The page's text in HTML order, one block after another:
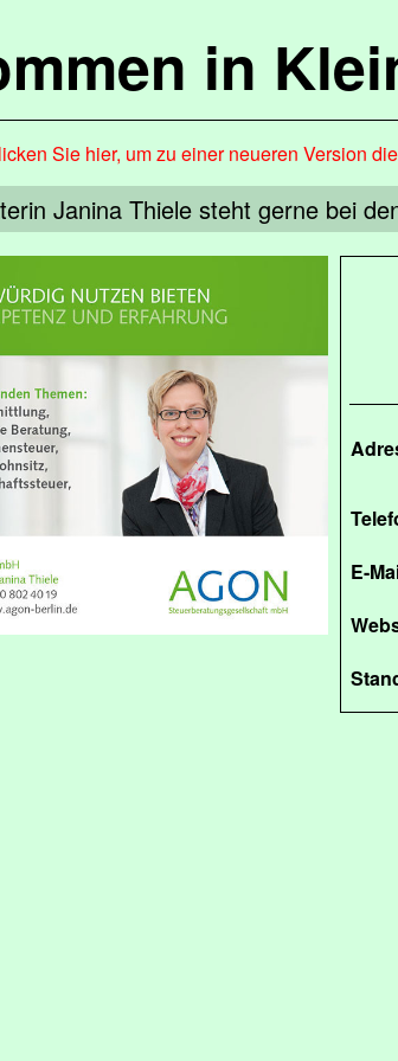
in
Sie hier, um zu einer neueren Version
Janina Thiele steht gerne bei
E-